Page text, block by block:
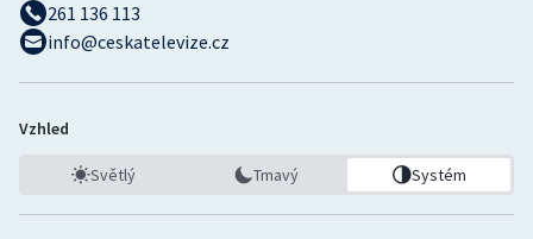
261 136 113
info@ceskatelevize.cz
Vzhled
Světlý Tmavý Systém